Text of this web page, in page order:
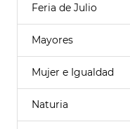
Feria de Julio
Mayores
Mujer e Igualdad
Naturia